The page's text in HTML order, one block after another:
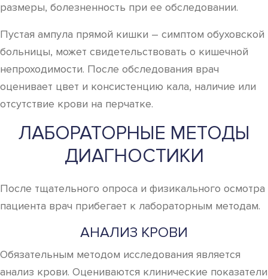
размеры, болезненность при ее обследовании.
Пустая ампула прямой кишки – симптом обуховской
больницы, может свидетельствовать о кишечной
непроходимости. После обследования врач
оценивает цвет и консистенцию кала, наличие или
отсутствие крови на перчатке.
ЛАБОРАТОРНЫЕ МЕТОДЫ
ДИАГНОСТИКИ
После тщательного опроса и физикального осмотра
пациента врач прибегает к лабораторным методам.
АНАЛИЗ КРОВИ
Обязательным методом исследования является
анализ крови. Оцениваются клинические показатели